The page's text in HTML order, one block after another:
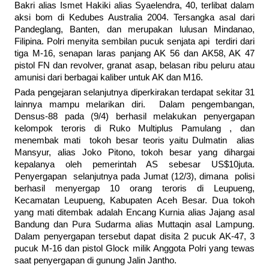
Bakri alias Ismet Hakiki alias Syaelendra, 40, terlibat dalam
aksi bom di Kedubes Australia 2004. Tersangka asal dari
Pandeglang, Banten, dan merupakan lulusan Mindanao,
Filipina. Polri menyita sembilan pucuk senjata api terdiri dari
tiga M-16, senapan laras panjang AK 56 dan AK58, AK 47
pistol FN dan revolver, granat asap, belasan ribu peluru atau
amunisi dari berbagai kaliber untuk AK dan M16.
Pada pengejaran selanjutnya diperkirakan terdapat sekitar 31
lainnya mampu melarikan diri. Dalam pengembangan,
Densus-88 pada (9/4) berhasil melakukan penyergapan
kelompok teroris di Ruko Multiplus Pamulang , dan
menembak mati tokoh besar teoris yaitu Dulmatin alias
Mansyur, alias Joko Pitono, tokoh besar yang dihargai
kepalanya oleh pemerintah AS sebesar US$10juta.
Penyergapan selanjutnya pada Jumat (12/3), dimana polisi
berhasil menyergap 10 orang teroris di Leupueng,
Kecamatan Leupueng, Kabupaten Aceh Besar. Dua tokoh
yang mati ditembak adalah Encang Kurnia alias Jajang asal
Bandung dan Pura Sudarma alias Muttaqin asal Lampung.
Dalam penyergapan tersebut dapat disita 2 pucuk AK-47, 3
pucuk M-16 dan pistol Glock milik Anggota Polri yang tewas
saat penyergapan di gunung Jalin Jantho.